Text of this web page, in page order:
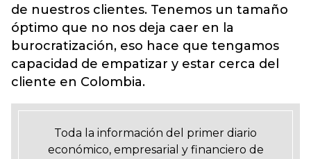
de nuestros clientes. Tenemos un tamaño
óptimo que no nos deja caer en la
burocratización, eso hace que tengamos
capacidad de empatizar y estar cerca del
cliente en Colombia.
Toda la información del primer diario
económico, empresarial y financiero de